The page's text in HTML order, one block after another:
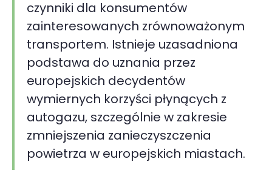
czynniki dla konsumentów
zainteresowanych zrównoważonym
transportem. Istnieje uzasadniona
podstawa do uznania przez
europejskich decydentów
wymiernych korzyści płynących z
autogazu, szczególnie w zakresie
zmniejszenia zanieczyszczenia
powietrza w europejskich miastach.